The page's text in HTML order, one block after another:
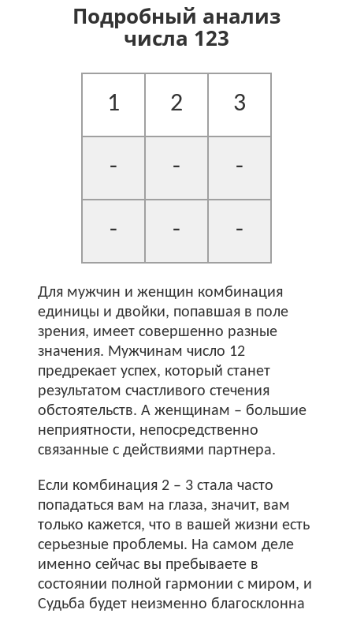
Подробный анализ
числа 123
1 2 3
- - -
- - -
Для мужчин и женщин комбинация
единицы и двойки, попавшая в поле
зрения, имеет совершенно разные
значения. Мужчинам число 12
предрекает успех, который станет
результатом счастливого стечения
обстоятельств. А женщинам – большие
неприятности, непосредственно
связанные с действиями партнера.
Если комбинация 2 – 3 стала часто
попадаться вам на глаза, значит, вам
только кажется, что в вашей жизни есть
серьезные проблемы. На самом деле
именно сейчас вы пребываете в
состоянии полной гармонии с миром, и
Судьба будет неизменно благосклонна